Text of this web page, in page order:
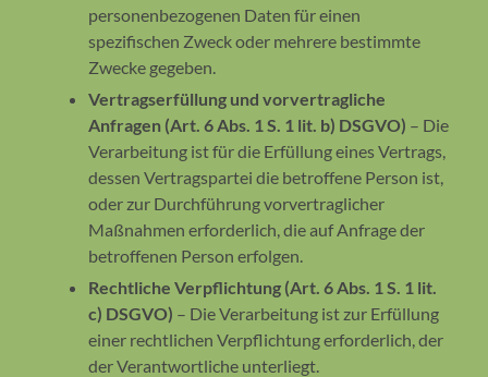
personenbezogenen Daten für einen
spezifischen Zweck oder mehrere bestimmte
Zwecke gegeben.
Vertragserfüllung und vorvertragliche
Anfragen (Art. 6 Abs. 1 S. 1 lit. b) DSGVO) – Die
Verarbeitung ist für die Erfüllung eines Vertrags,
dessen Vertragspartei die betroffene Person ist,
oder zur Durchführung vorvertraglicher
Maßnahmen erforderlich, die auf Anfrage der
betroffenen Person erfolgen.
Rechtliche Verpflichtung (Art. 6 Abs. 1 S. 1 lit.
c) DSGVO) – Die Verarbeitung ist zur Erfüllung
einer rechtlichen Verpflichtung erforderlich, der
der Verantwortliche unterliegt.